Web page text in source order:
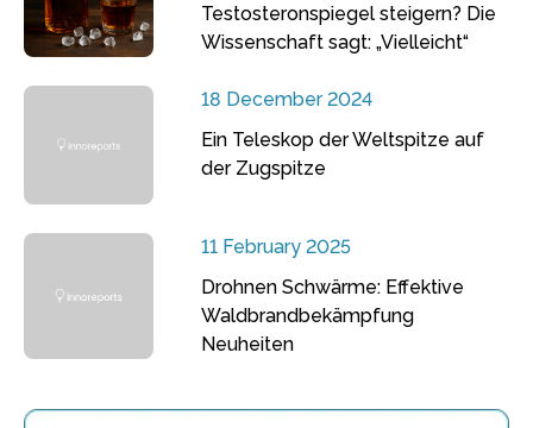
Testosteronspiegel steigern? Die
Wissenschaft sagt: „Vielleicht“
18 December 2024
Ein Teleskop der Weltspitze auf
der Zugspitze
11 February 2025
Drohnen Schwärme: Effektive
Waldbrandbekämpfung
Neuheiten